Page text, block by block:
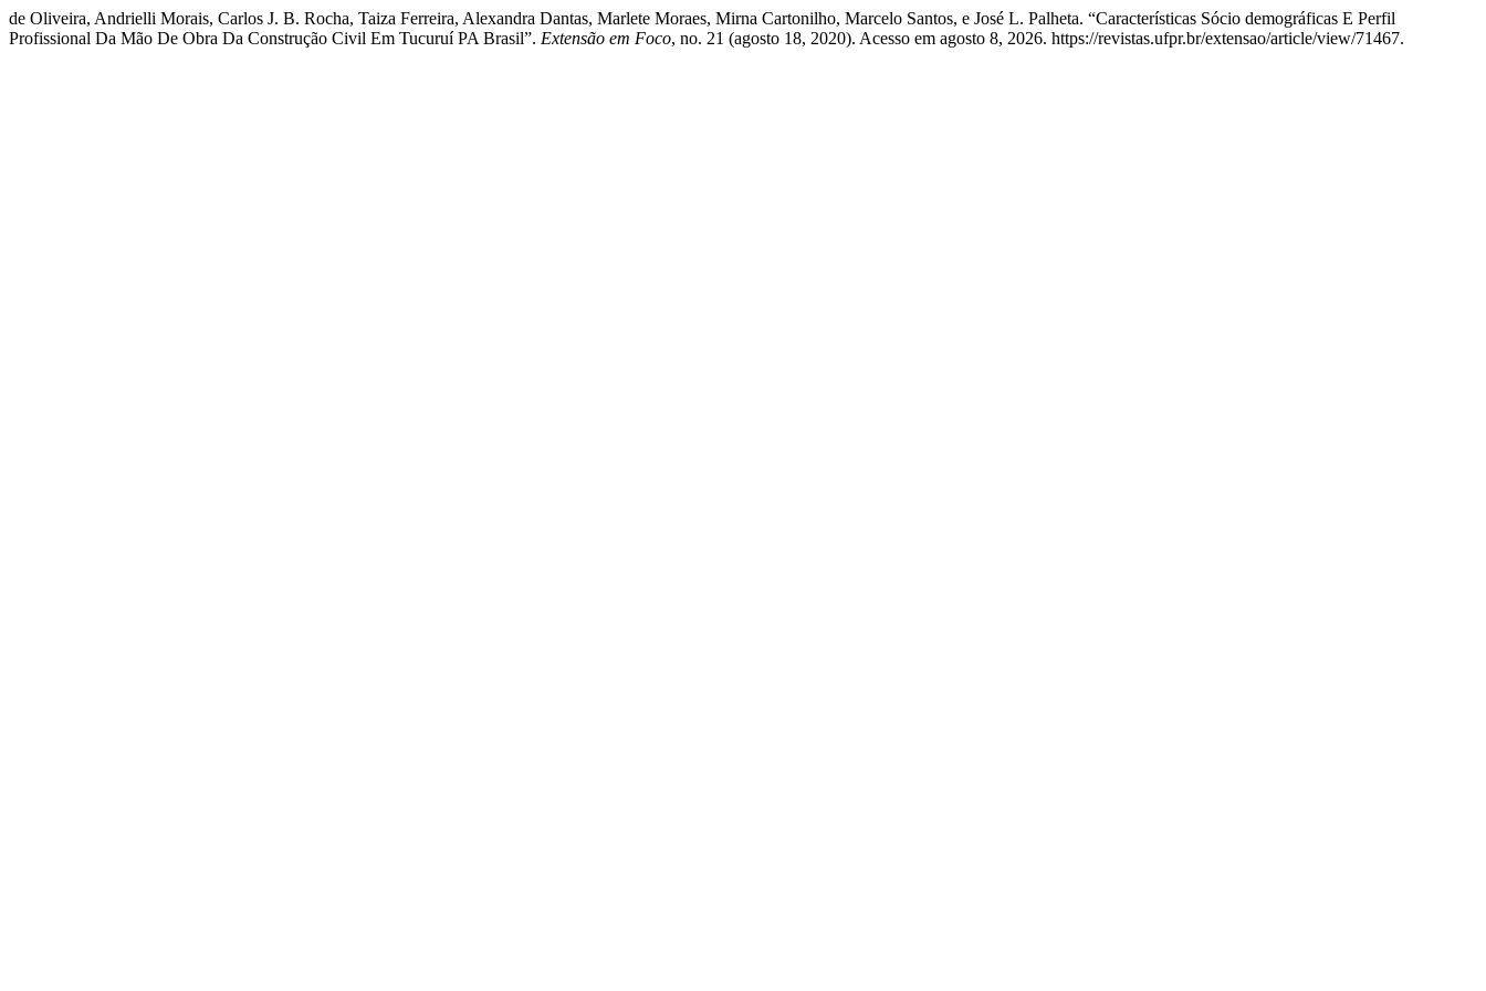
de Oliveira, Andrielli Morais, Carlos J. B. Rocha, Taiza Ferreira, Alexandra Dantas, Marlete Moraes, Mirna Cartonilho, Marcelo Santos, e José L. Palheta. “Características Sócio demográficas E Perfil
Profissional Da Mão De Obra Da Construção Civil Em Tucuruí PA Brasil”. Extensão em Foco, no. 21 (agosto 18, 2020). Acesso em agosto 8, 2026. https://revistas.ufpr.br/extensao/article/view/71467.